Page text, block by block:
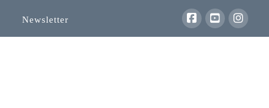
Newsletter